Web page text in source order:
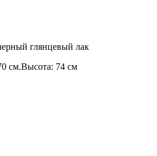
глянцевый лак
см.Высота: 74 см